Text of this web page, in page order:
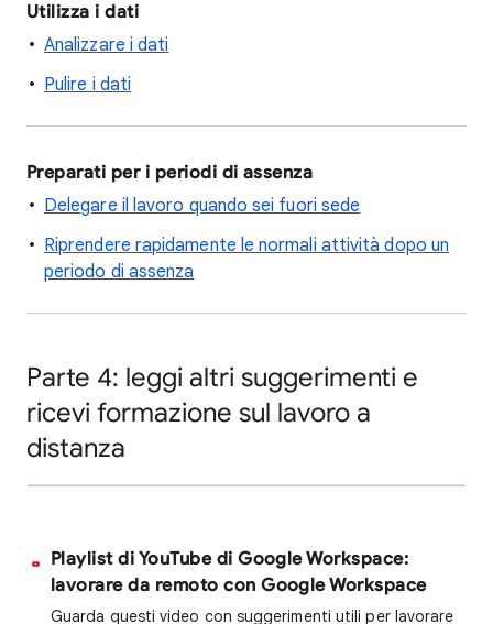
Utilizza i dati
Analizzare i dati
Pulire i dati
Preparati per i periodi di assenza
Delegare il lavoro quando sei fuori sede
Riprendere rapidamente le normali attività dopo un
periodo di assenza
Parte 4: leggi altri suggerimenti e
ricevi formazione sul lavoro a
distanza
Playlist di YouTube di Google Workspace:
lavorare da remoto con Google Workspace
Guarda questi video con suggerimenti utili per lavorare